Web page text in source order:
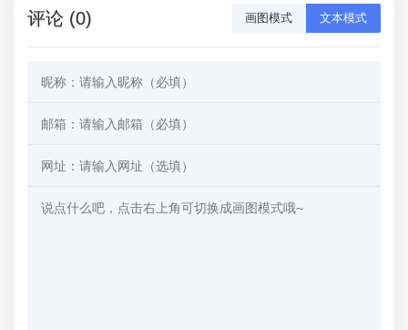
评论 (0) 画图模式 文本模式